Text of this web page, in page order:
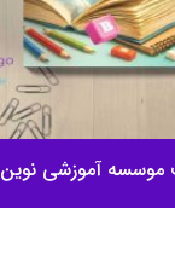
موسسه آموزشی نوین